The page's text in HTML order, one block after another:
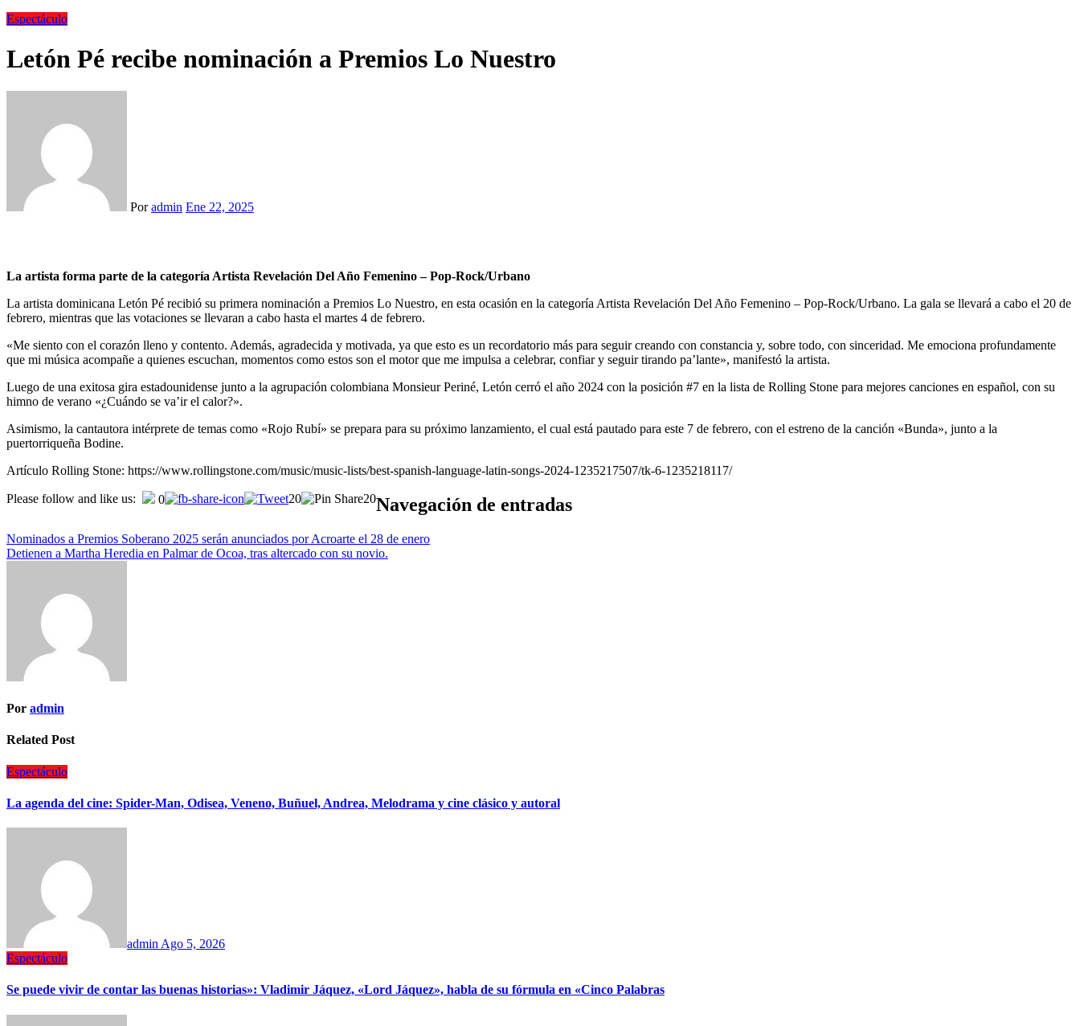
Espectáculo
Letón Pé recibe nominación a Premios Lo Nuestro
Poradmin Ene 22, 2025
La artista forma parte de la categoría Artista Revelación Del Año Femenino – Pop-Rock/Urbano
La artista dominicana Letón Pé recibió su primera nominación a Premios Lo Nuestro, en esta ocasión en la categoría Artista Revelación Del Año Femenino – Pop-Rock/Urbano. La gala se llevará a cabo el 20 de
febrero, mientras que las votaciones se llevaran a cabo hasta el martes 4 de febrero.
«Me siento con el corazón lleno y contento. Además, agradecida y motivada, ya que esto es un recordatorio más para seguir creando con constancia y, sobre todo, con sinceridad. Me emociona profundamente
que mi música acompañe a quienes escuchan, momentos como estos son el motor que me impulsa a celebrar, confiar y seguir tirando pa’lante», manifestó la artista.
Luego de una exitosa gira estadounidense junto a la agrupación colombiana Monsieur Periné, Letón cerró el año 2024 con la posición #7 en la lista de Rolling Stone para mejores canciones en español, con su
himno de verano «¿Cuándo se va’ir el calor?».
Asimismo, la cantautora intérprete de temas como «Rojo Rubí» se prepara para su próximo lanzamiento, el cual está pautado para este 7 de febrero, con el estreno de la canción «Bunda», junto a la
puertorriqueña Bodine.
Artículo Rolling Stone: https://www.rollingstone.com/music/music-lists/best-spanish-language-latin-songs-2024-1235217507/tk-6-1235218117/
Please follow and like us: 0 20 20Navegación de entradas
Nominados a Premios Soberano 2025 serán anunciados por Acroarte el 28 de enero
Detienen a Martha Heredia en Palmar de Ocoa, tras altercado con su novio.
Por admin
Related Post
Espectáculo
La agenda del cine: Spider-Man, Odisea, Veneno, Buñuel, Andrea, Melodrama y cine clásico y autoral
admin Ago 5, 2026
Espectáculo
Se puede vivir de contar las buenas historias»: Vladimir Jáquez, «Lord Jáquez», habla de su fórmula en «Cinco Palabras